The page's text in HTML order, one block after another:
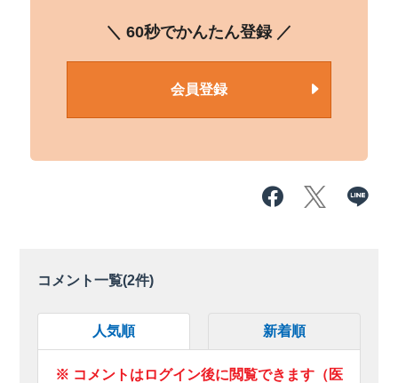
＼ 60秒でかんたん登録 ／
会員登録
コメント一覧(2件)
人気順 新着順
※ コメントはログイン後に閲覧できます（医